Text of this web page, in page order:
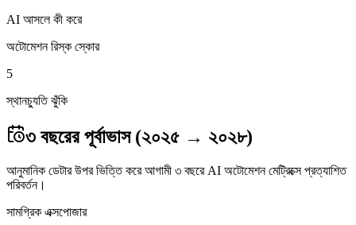
AI আসলে কী করে
অটোমেশন রিস্ক স্কোর
5
স্থানচ্যুতি ঝুঁকি
৩ বছরের পূর্বাভাস (২০২৫ → ২০২৮)
আনুমানিক ডেটার উপর ভিত্তি করে আগামী ৩ বছরে AI অটোমেশন মেট্রিক্সে প্রত্যাশিত
পরিবর্তন।
সামগ্রিক এক্সপোজার